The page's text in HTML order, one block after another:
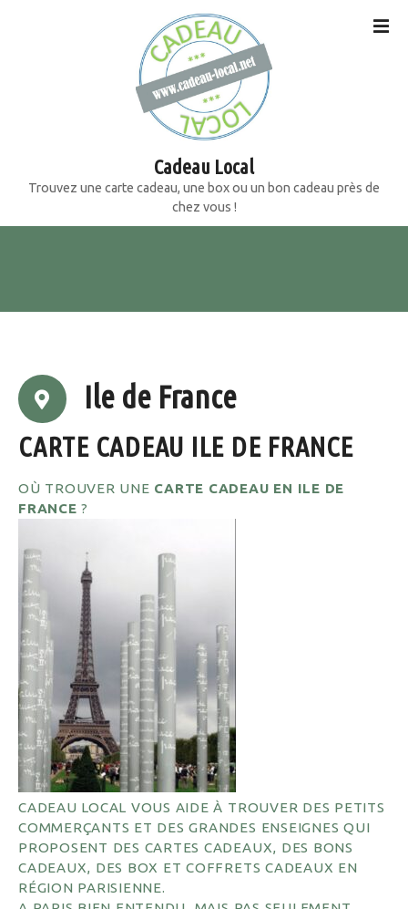
e
Cadeau Local
Trouvez une carte cadeau, une box ou un bon cadeau près de
chez vous !
Ile de France
CARTE CADEAU ILE DE FRANCE
OÙ TROUVER UNE CARTE CADEAU EN ILE DE
FRANCE ?
CADEAU LOCAL VOUS AIDE À TROUVER DES PETITS
COMMERÇANTS ET DES GRANDES ENSEIGNES QUI
PROPOSENT DES CARTES CADEAUX, DES BONS
CADEAUX, DES BOX ET COFFRETS CADEAUX EN
RÉGION PARISIENNE.